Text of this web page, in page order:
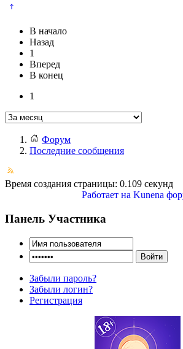
В начало
Назад
1
Вперед
В конец
1
Форум
Последние сообщения
Время создания страницы: 0.109 секунд
Работает на Kunena
Панель Участника
Забыли пароль?
Забыли логин?
Регистрация